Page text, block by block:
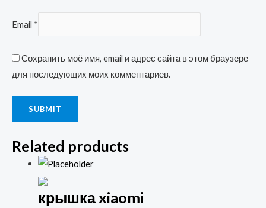
Email *
Сохранить моё имя, email и адрес сайта в этом браузере
для последующих моих комментариев.
Related products
крышка xiaomi